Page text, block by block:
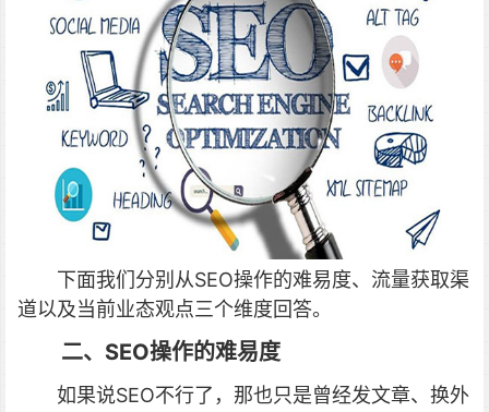
下面我们分别从SEO操作的难易度、流量获取渠
道以及当前业态观点三个维度回答。
二、SEO操作的难易度
如果说SEO不行了，那也只是曾经发文章、换外